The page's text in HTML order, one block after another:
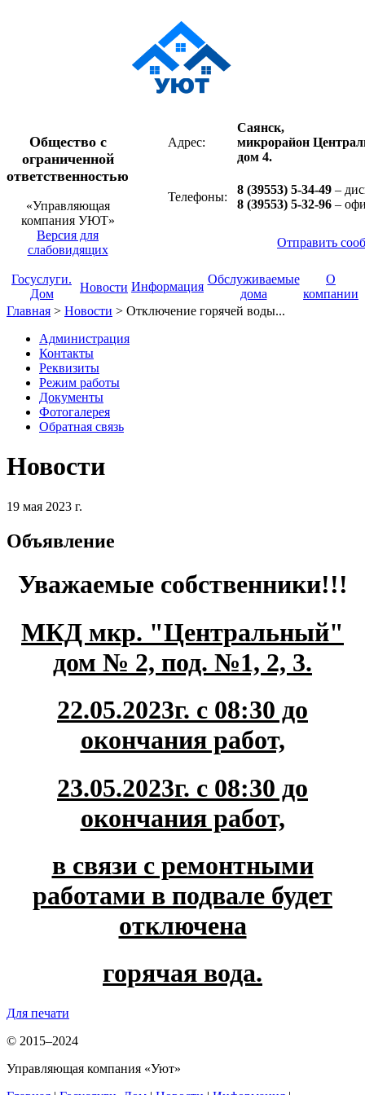
Общество с
ограниченной
ответственностью
«Управляющая
компания УЮТ»
Адрес:
Саянск,
микрорайон
дом 4.
Телефоны:
8 (39553) 5-34-49 –
8 (39553) 5-32-96 –
Версия для
слабовидящих
Отправить
Госуслуги.
Дом
Новости Информация
Обслуживаемые
дома
О
компании
Главная > Новости > Отключение горячей воды...
Администрация
Контакты
Реквизиты
Режим работы
Документы
Фотогалерея
Обратная связь
Новости
19 мая 2023 г.
Объявление
Уважаемые собственники!!!
МКД мкр. "Центральный"
дом № 2, под. №1, 2, 3.
22.05.2023г. с 08:30 до
окончания работ,
23.05.2023г. с 08:30 до
окончания работ,
в связи с ремонтными
работами в подвале будет
отключена
горячая вода.
Для печати
© 2015–2024
Управляющая компания «Уют»